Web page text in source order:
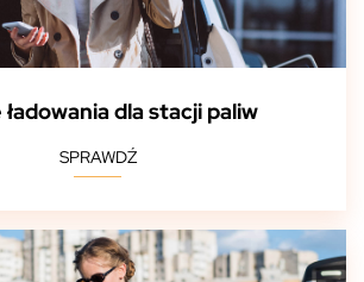
dla stacji paliw
SPRAWDŹ